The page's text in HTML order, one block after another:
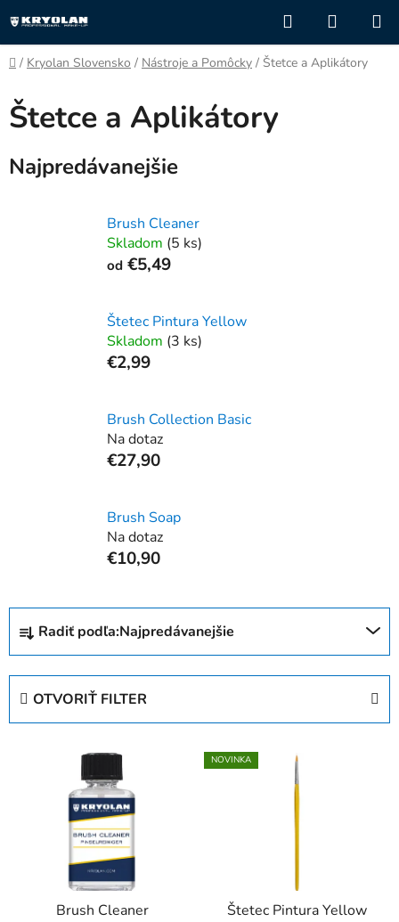
na
obsah
Hľadať
KOŠÍK
Domov
/ Kryolan Slovensko / Nástroje a Pomôcky / Štetce a Aplikátory
Štetce a Aplikátory
Najpredávanejšie
Brush Cleaner
Skladom (5 ks)
od €5,49
Štetec Pintura Yellow
Skladom (3 ks)
€2,99
Brush Collection Basic
Na dotaz
€27,90
Brush Soap
Na dotaz
€10,90
R
d
Radiť podľa:Najpredávanejšie
OTVORIŤ FILTER
Brush Cleaner
NOVINKA
Štetec Pintura Yellow